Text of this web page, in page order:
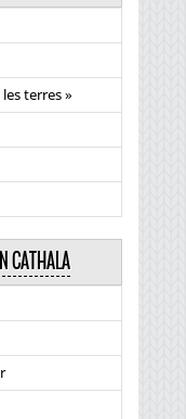
terres »
CATHALA